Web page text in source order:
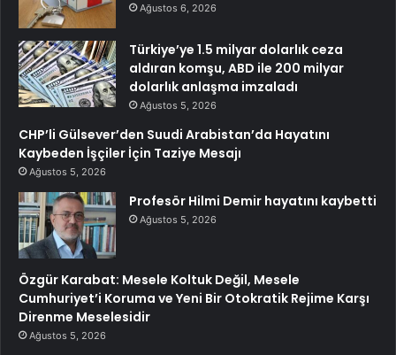
Ağustos 6, 2026
Türkiye’ye 1.5 milyar dolarlık ceza
aldıran komşu, ABD ile 200 milyar
dolarlık anlaşma imzaladı
Ağustos 5, 2026
CHP’li Gülsever’den Suudi Arabistan’da Hayatını
Kaybeden İşçiler İçin Taziye Mesajı
Ağustos 5, 2026
Profesör Hilmi Demir hayatını kaybetti
Ağustos 5, 2026
Özgür Karabat: Mesele Koltuk Değil, Mesele
Cumhuriyet’i Koruma ve Yeni Bir Otokratik Rejime Karşı
Direnme Meselesidir
Ağustos 5, 2026